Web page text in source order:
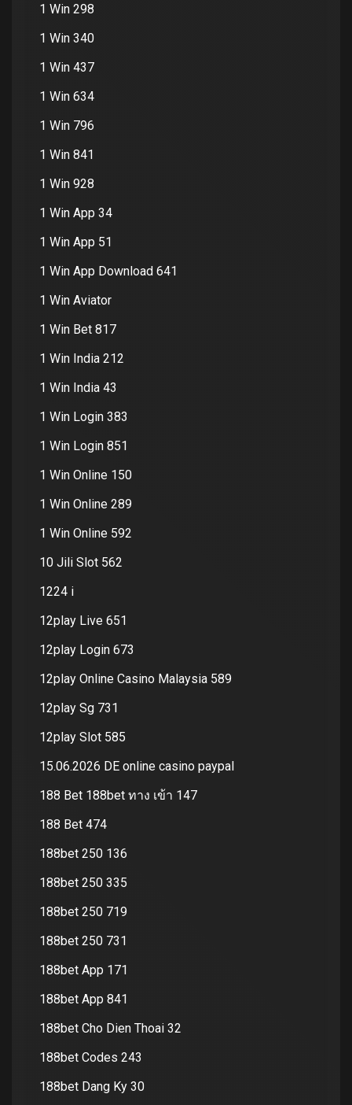
1 Win 298
1 Win 340
1 Win 437
1 Win 634
1 Win 796
1 Win 841
1 Win 928
1 Win App 34
1 Win App 51
1 Win App Download 641
1 Win Aviator
1 Win Bet 817
1 Win India 212
1 Win India 43
1 Win Login 383
1 Win Login 851
1 Win Online 150
1 Win Online 289
1 Win Online 592
10 Jili Slot 562
1224 i
12play Live 651
12play Login 673
12play Online Casino Malaysia 589
12play Sg 731
12play Slot 585
15.06.2026 DE online casino paypal
188 Bet 188bet ทาง เข้า 147
188 Bet 474
188bet 250 136
188bet 250 335
188bet 250 719
188bet 250 731
188bet App 171
188bet App 841
188bet Cho Dien Thoai 32
188bet Codes 243
188bet Dang Ky 30